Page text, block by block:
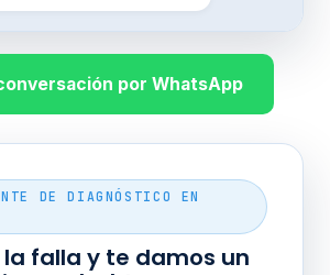
por WhatsApp
DE DIAGNÓSTICO EN
la falla y te damos un